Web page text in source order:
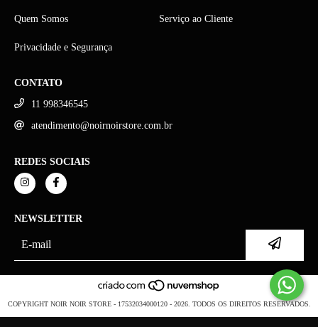
Quem Somos Serviço ao Cliente
Privacidade e Segurança
CONTATO
11 998346545
atendimento@noirnoirstore.com.br
REDES SOCIAIS
NEWSLETTER
COPYRIGHT NOIR NOIR STORE - 17532034000120 - 2026. TODOS OS DIREITOS RESERVADOS.